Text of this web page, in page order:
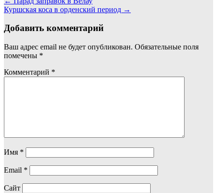
по
записям
Куршская коса в орденский период →
Добавить комментарий
Ваш адрес email не будет опубликован. Обязательные поля
помечены *
Комментарий *
Имя *
Email *
Сайт